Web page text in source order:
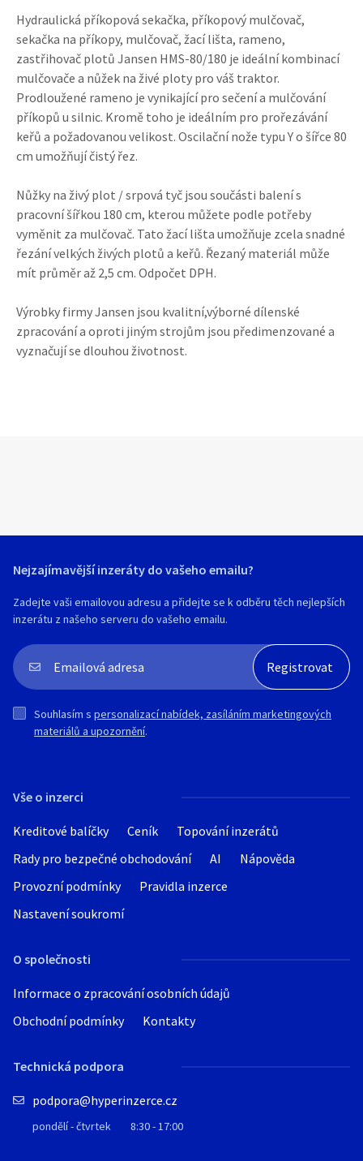
Hydraulická příkopová sekačka, příkopový mulčovač,
sekačka na příkopy, mulčovač, žací lišta, rameno,
zastřihovač plotů Jansen HMS-80/180 je ideální kombinací
mulčovače a nůžek na živé ploty pro váš traktor.
Prodloužené rameno je vynikající pro sečení a mulčování
příkopů u silnic. Kromě toho je ideálním pro prořezávání
keřů a požadovanou velikost. Oscilační nože typu Y o šířce 80
cm umožňují čistý řez.
Nůžky na živý plot / srpová tyč jsou součásti balení s
pracovní šířkou 180 cm, kterou můžete podle potřeby
vyměnit za mulčovač. Tato žací lišta umožňuje zcela snadné
řezání velkých živých plotů a keřů. Řezaný materiál může
mít průměr až 2,5 cm. Odpočet DPH.
Výrobky firmy Jansen jsou kvalitní,výborné dílenské
zpracování a oproti jiným strojům jsou předimenzované a
vyznačují se dlouhou životnost.
Vše o inzerci
Kreditové balíčky Ceník
Topování inzerátů
Rady pro bezpečné obchodování
AI
Nápověda
Provozní podmínky
Pravidla inzerce
Nastavení soukromí
O společnosti
Informace o zpracování osobních údajů
Obchodní podmínky
Kontakty
Technická podpora
podpora@hyperinzerce.cz
pondělí - čtvrtek 8:30 - 17:00
Nejzajímavější inzeráty do vašeho emailu?
Zadejte vaši emailovou adresu a přidejte se k odběru těch nejlepších
inzerátu z našeho serveru do vašeho emailu.
Souhlasím s personalizací nabídek, zasíláním marketingových
materiálů a upozornění.